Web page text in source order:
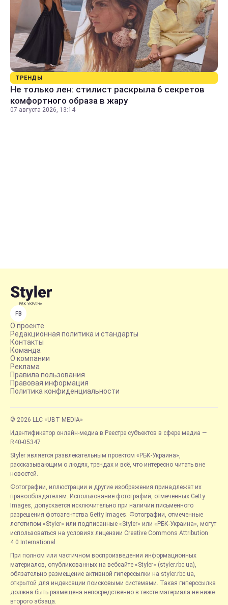
ТРЕНДЫ
Не только лен: стилист раскрыла 6 секретов
комфортного образа в жару
07 августа 2026, 13:14
FB
О проекте
Редакционная политика и стандарты
Контакты
Команда
О компании
Реклама
Правила пользования
Правовая информация
Политика конфиденциальности
© 2026 LLC «UBT MEDIA»
Идентификатор онлайн-медиа в Реестре субъектов в сфере медиа —
R40-05347
Styler является развлекательным проектом «РБК-Украина»,
рассказывающим о людях, трендах и всё, что интересно читать вне
новостей.
Фотографии, иллюстрации и другие изображения принадлежат их
правообладателям. Использование фотографий, отмеченных Getty
Images, допускается исключительно при наличии письменного
разрешения фотоагентства Getty Images. Фотографии, отмеченные
логотипом «Styler» или подписанные «Styler» или «РБК-Украина», могут
использоваться на условиях лицензии Creative Commons Attribution
4.0 International.
При полном или частичном воспроизведении информационных
материалов, опубликованных на вебсайте «Styler» (styler.rbc.ua),
обязательно размещение активной гиперссылки на styler.rbc.ua,
открытой для индексации поисковыми системами. Такая гиперссылка
должна быть размещена непосредственно в тексте материала не ниже
второго абзаца.